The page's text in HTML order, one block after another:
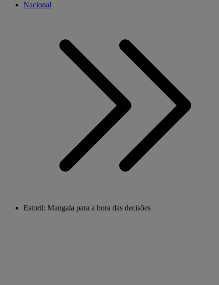
Nacional
Estoril: Mangala para a hora das decisões